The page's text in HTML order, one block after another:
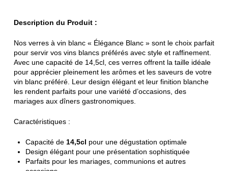
Description du Produit :
Nos verres à vin blanc « Élégance Blanc » sont le choix parfait
pour servir vos vins blancs préférés avec style et raffinement.
Avec une capacité de 14,5cl, ces verres offrent la taille idéale
pour apprécier pleinement les arômes et les saveurs de votre
vin blanc préféré. Leur design élégant et leur finition blanche
les rendent parfaits pour une variété d’occasions, des
mariages aux dîners gastronomiques.
Caractéristiques :
Capacité de 14,5cl pour une dégustation optimale
Design élégant pour une présentation sophistiquée
Parfaits pour les mariages, communions et autres